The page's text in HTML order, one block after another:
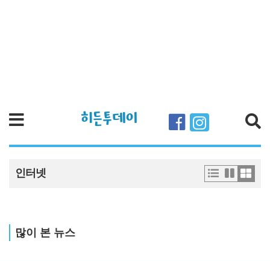
히든투데이
인터넷
많이 본 뉴스